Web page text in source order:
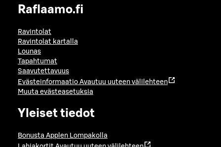
Raflaamo.fi
Ravintolat
Ravintolat kartalla
Lounas
Tapahtumat
Saavutettavuus
Evästeinformaatio Avautuu uuteen välilehteen
Muuta evästeasetuksia
Yleiset tiedot
Bonusta Applen Lompakolla